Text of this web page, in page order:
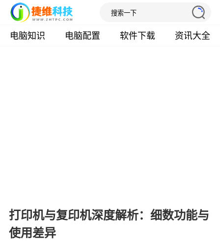
电脑知识 电脑配置 软件下载 资讯大全
打印机与复印机深度解析：细数功能与
使用差异